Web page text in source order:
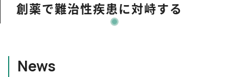
創薬で難治性疾患に対峙する
News